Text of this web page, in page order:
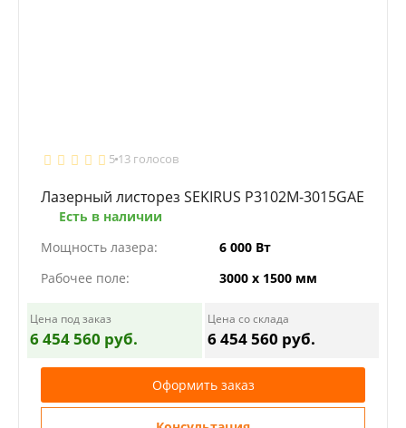
5 13 голосов
Лазерный листорез SEKIRUS P3102M-3015GAE
Есть в наличии
Мощность лазера:
6 000 Вт
Рабочее поле:
3000 х 1500 мм
Цена под заказ
6 454 560 руб.
Цена со склада
6 454 560 руб.
Оформить заказ